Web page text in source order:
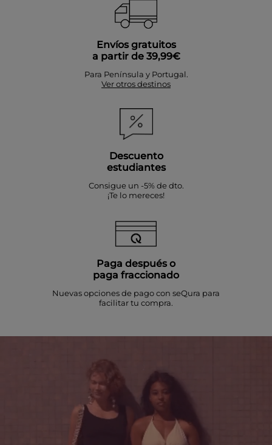
Envíos gratuitos
a partir de 39,99€
Para Península y Portugal.
Ver otros destinos
Descuento
estudiantes
Consigue un -5% de dto.
¡Te lo mereces!
Paga después o
paga fraccionado
Nuevas opciones de pago con seQura para
facilitar tu compra.